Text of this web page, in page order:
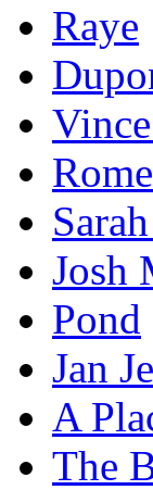
Raye
Josh
Pond
Jan
A
The